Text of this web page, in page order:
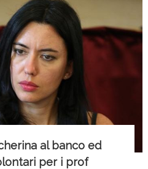
al banco ed
per i prof